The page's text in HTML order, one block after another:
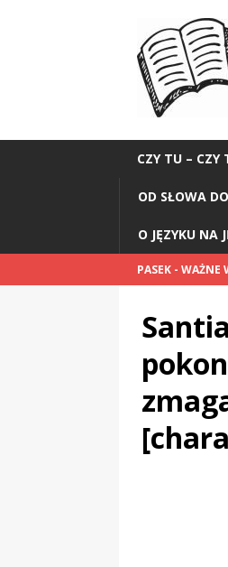
CZY TU –
OD SŁOWA
O JĘZYKU NA
PASEK - WAŻNE